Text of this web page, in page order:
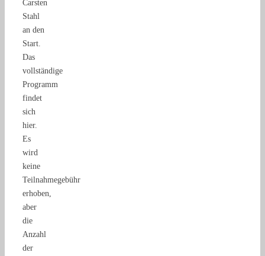
Carsten
Stahl
an den
Start.
Das
vollständige
Programm
findet
sich
hier.
Es
wird
keine
Teilnahmegebühr
erhoben,
aber
die
Anzahl
der